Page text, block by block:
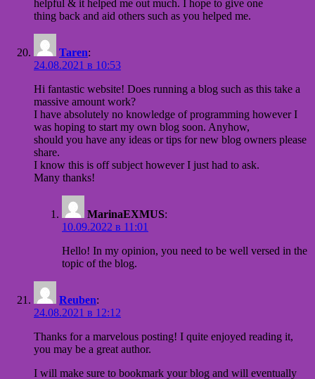
helpful & it helped me out much. I hope to give one
thing back and aid others such as you helped me.
Taren:
24.08.2021 в 10:53
Hi fantastic website! Does running a blog such as this take a
massive amount work?
I have absolutely no knowledge of programming however I
was hoping to start my own blog soon. Anyhow,
should you have any ideas or tips for new blog owners please
share.
I know this is off subject however I just had to ask.
Many thanks!
MarinaEXMUS:
10.09.2022 в 11:01
Hello! In my opinion, you need to be well versed in the
topic of the blog.
Reuben:
24.08.2021 в 12:12
Thanks for a marvelous posting! I quite enjoyed reading it,
you may be a great author.
I will make sure to bookmark your blog and will eventually